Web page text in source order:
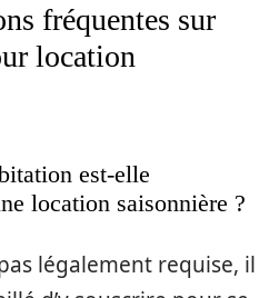
fréquentes sur
location
est-elle
location saisonnière ?
légalement requise, il